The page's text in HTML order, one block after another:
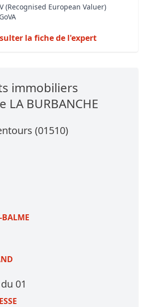
(Recognised European Valuer)
la fiche de l'expert
immobiliers
LA BURBANCHE
(01510)
01